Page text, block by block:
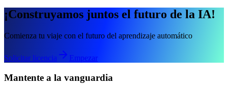
¡Construyamos juntos el futuro de la IA!
Comienza tu viaje con el futuro del aprendizaje automático
Solicitar licencia Empezar
Mantente a la vanguardia